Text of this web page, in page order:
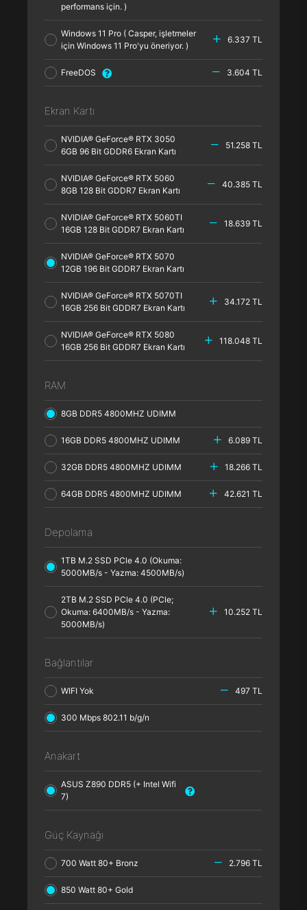
performans için. )
Windows 11 Pro ( Casper, işletmeler
için Windows 11 Pro'yu öneriyor. )
6.337 TL
FreeDOS 3.604 TL
Ekran Kartı
NVIDIA® GeForce® RTX 3050
6GB 96 Bit GDDR6 Ekran Kartı
51.258 TL
NVIDIA® GeForce® RTX 5060
8GB 128 Bit GDDR7 Ekran Kartı
40.385 TL
NVIDIA® GeForce® RTX 5060TI
16GB 128 Bit GDDR7 Ekran Kartı
18.639 TL
NVIDIA® GeForce® RTX 5070
12GB 196 Bit GDDR7 Ekran Kartı
NVIDIA® GeForce® RTX 5070TI
16GB 256 Bit GDDR7 Ekran Kartı
34.172 TL
NVIDIA® GeForce® RTX 5080
16GB 256 Bit GDDR7 Ekran Kartı
118.048 TL
RAM
8GB DDR5 4800MHZ UDIMM
16GB DDR5 4800MHZ UDIMM 6.089 TL
32GB DDR5 4800MHZ UDIMM 18.266 TL
64GB DDR5 4800MHZ UDIMM 42.621 TL
Depolama
1TB M.2 SSD PCle 4.0 (Okuma:
5000MB/s - Yazma: 4500MB/s)
2TB M.2 SSD PCle 4.0 (PCle;
Okuma: 6400MB/s - Yazma:
5000MB/s)
10.252 TL
Bağlantılar
WIFI Yok 497 TL
300 Mbps 802.11 b/g/n
Anakart
ASUS Z890 DDR5 (+ Intel Wifi
7)
Güç Kaynağı
700 Watt 80+ Bronz 2.796 TL
850 Watt 80+ Gold